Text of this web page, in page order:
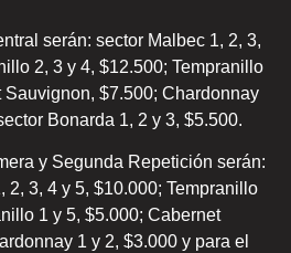
serán: sector Malbec 1, 2, 3,
2, 3 y 4, $12.500; Tempranillo
Sauvignon, $7.500; Chardonnay
Bonarda 1, 2 y 3, $5.500.
y Segunda Repetición serán:
2, 3, 4 y 5, $10.000; Tempranillo
1 y 5, $5.000; Cabernet
1 y 2, $3.000 y para el